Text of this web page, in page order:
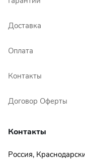
Доставка
Оплата
Контакты
Договор Оферты
Контакты
Россия,